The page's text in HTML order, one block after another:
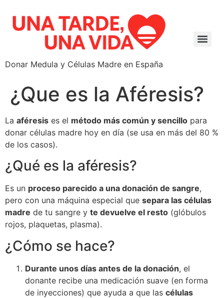
Donar Medula y Células Madre en España
¿Que es la Aféresis?
La aféresis es el método más común y sencillo para
donar células madre hoy en día (se usa en más del 80 %
de los casos).
¿Qué es la aféresis?
Es un proceso parecido a una donación de sangre,
pero con una máquina especial que separa las células
madre de tu sangre y te devuelve el resto (glóbulos
rojos, plaquetas, plasma).
¿Cómo se hace?
Durante unos días antes de la donación, el
donante recibe una medicación suave (en forma
de inyecciones) que ayuda a que las células